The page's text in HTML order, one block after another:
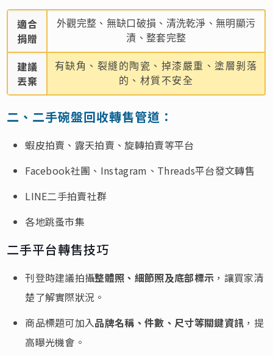
適合
捐贈
外觀完整、無缺口破損、清洗乾淨、無明顯污
漬、整套完整
建議
丟棄
有缺角、裂縫的陶瓷、掉漆嚴重、塗層剝落
的、材質不安全
二、二手碗盤回收轉售管道：
蝦皮拍賣、露天拍賣、旋轉拍賣等平台
Facebook社團、Instagram、Threads平台發文轉售
LINE二手拍賣社群
各地跳蚤市集
二手平台轉售技巧
刊登時建議拍攝整體照、細節照及底部標示 ，讓買家清
楚了解實際狀況。
商品標題可加入品牌名稱、件數、尺寸等關鍵資訊 ，提
高曝光機會。